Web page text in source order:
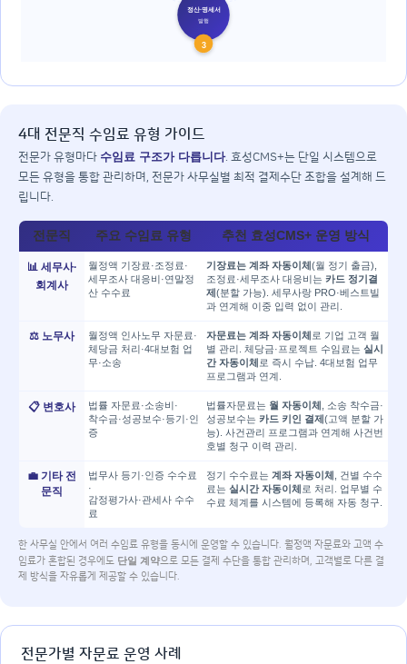
정산·명세서
발행
3
4대 전문직 수임료 유형 가이드
전문가 유형마다 수임료 구조가 다릅니다. 효성CMS+는 단일 시스템으로
모든 유형을 통합 관리하며, 전문가 사무실별 최적 결제수단 조합을 설계해 드
립니다.
전문직 주요 수임료 유형 추천 효성CMS+ 운영 방식
📊 세무사·
회계사
월정액 기장료·조정료·
세무조사 대응비·연말정
산 수수료
기장료는 계좌 자동이체 (월 정기 출금),
조정료·세무조사 대응비는 카드 정기결
제 (분할 가능). 세무사랑 PRO·베스트빌
과 연계해 이중 입력 없이 관리.
⚖️ 노무사
월정액 인사노무 자문료·
체당금 처리·4대보험 업
무·소송
자문료는 계좌 자동이체 로 기업 고객 월
별 관리. 체당금·프로젝트 수임료는 실시
간 자동이체 로 즉시 수납. 4대보험 업무
프로그램과 연계.
📋 변호사
법률 자문료·소송비·
착수금·성공보수·등기·인
증
법률자문료는 월 자동이체
, 소송 착수금·
성공보수는 카드 키인 결제 (고액 분할 가
능). 사건관리 프로그램과 연계해 사건번
호별 청구 이력 관리.
💼 기타 전
문직
법무사 등기·인증 수수료
·
감정평가사·관세사 수수
료
정기 수수료는 계좌 자동이체
, 건별 수수
료는 실시간 자동이체 로 처리. 업무별 수
수료 체계를 시스템에 등록해 자동 청구.
한 사무실 안에서 여러 수임료 유형을 동시에 운영할 수 있습니다. 월정액 자문료와 고액 수
임료가 혼합된 경우에도 단일 계약으로 모든 결제 수단을 통합 관리하며, 고객별로 다른 결
제 방식을 자유롭게 제공할 수 있습니다.
전문가별 자문료 운영 사례